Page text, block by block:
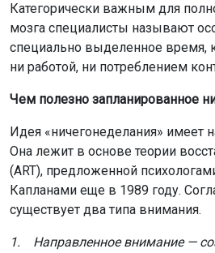
Категорически важным для
мозга специалисты называют
специально выделенное время,
ни работой, ни потреблением
Чем полезно запланированное
Идея «ничегонеделания» имеет
Она лежит в основе теории
(ART), предложенной
Капланами еще в 1989 году.
существует два типа внимания.
1. Направленное внимание —